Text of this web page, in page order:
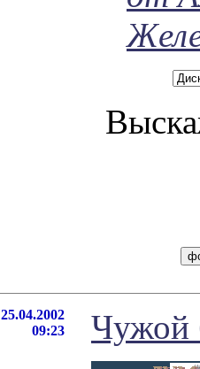
25.04.2002
09:23
Чужой